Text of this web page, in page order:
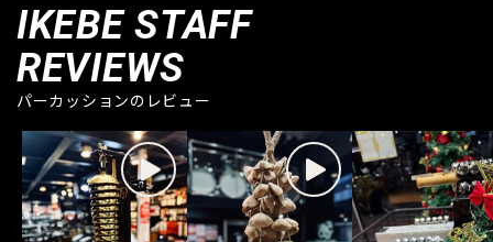
IKEBE STAFF
REVIEWS
パーカッションのレビュー